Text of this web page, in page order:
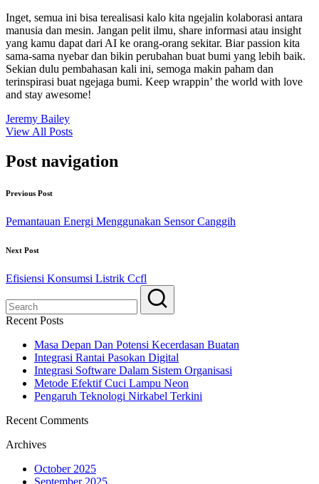
Inget, semua ini bisa terealisasi kalo kita ngejalin kolaborasi antara
manusia dan mesin. Jangan pelit ilmu, share informasi atau insight
yang kamu dapat dari AI ke orang-orang sekitar. Biar passion kita
sama-sama nyebar dan bikin perubahan buat bumi yang lebih baik.
Sekian dulu pembahasan kali ini, semoga makin paham dan
terinspirasi buat ngejaga bumi. Keep wrappin’ the world with love
and stay awesome!
Jeremy Bailey
View All Posts
Post navigation
Previous Post
Pemantauan Energi Menggunakan Sensor Canggih
Next Post
Efisiensi Konsumsi Listrik Ccfl
Recent Posts
Masa Depan Dan Potensi Kecerdasan Buatan
Integrasi Rantai Pasokan Digital
Integrasi Software Dalam Sistem Organisasi
Metode Efektif Cuci Lampu Neon
Pengaruh Teknologi Nirkabel Terkini
Recent Comments
Archives
October 2025